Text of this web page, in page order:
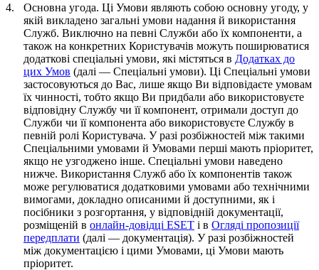
4.
Основна угода. Ці Умови являють собою основну угоду, у
якій викладено загальні умови надання й використання
Служб. Виключно на певні Служби або їх компоненти, а
також на конкретних Користувачів можуть поширюватися
додаткові спеціальні умови, які містяться в Додатках до
цих Умов (далі — Спеціальні умови). Ці Спеціальні умови
застосовуються до Вас, лише якщо Ви відповідаєте умовам
їх чинності, тобто якщо Ви придбали або використовуєте
відповідну Службу чи її компонент, отримали доступ до
Служби чи її компонента або використовуєте Службу в
певній ролі Користувача. У разі розбіжностей між такими
Спеціальними умовами й Умовами перші мають пріоритет,
якщо не узгоджено інше. Спеціальні умови наведено
нижче. Використання Служб або їх компонентів також
може регулюватися додатковими умовами або технічними
вимогами, докладно описаними й доступними, як і
посібники з розгортання, у відповідній документації,
розміщеній в онлайн-довідці ESET і в Огляді пропозиції
передплати (далі — документація). У разі розбіжностей
між документацією і цими Умовами, ці Умови мають
пріоритет.